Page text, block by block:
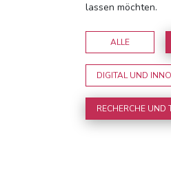
lassen möchten.
ALLE
DIGITAL UND
RECHERCHE UND